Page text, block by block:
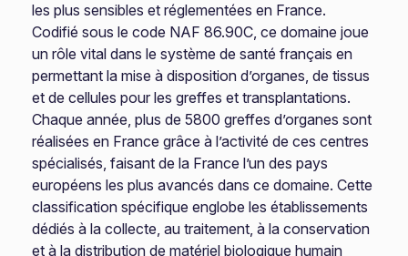
les plus sensibles et réglementées en France.
Codifié sous le code NAF 86.90C, ce domaine joue
un rôle vital dans le système de santé français en
permettant la mise à disposition d’organes, de tissus
et de cellules pour les greffes et transplantations.
Chaque année, plus de 5800 greffes d’organes sont
réalisées en France grâce à l’activité de ces centres
spécialisés, faisant de la France l’un des pays
européens les plus avancés dans ce domaine. Cette
classification spécifique englobe les établissements
dédiés à la collecte, au traitement, à la conservation
et à la distribution de matériel biologique humain